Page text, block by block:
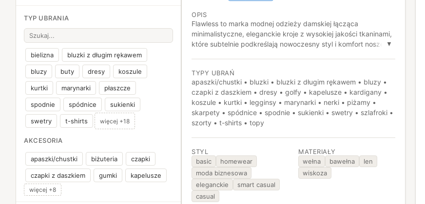
TYP UBRANIA
bielizna bluzki z długim rękawem
bluzy buty dresy koszule
kurtki marynarki płaszcze
spodnie spódnice sukienki
swetry t-shirts więcej +18
AKCESORIA
apaszki/chustki biżuteria czapki
czapki z daszkiem gumki kapelusze
więcej +8
OPIS
Flawless to marka modnej odzieży damskiej łącząca
minimalistyczne, eleganckie kroje z wysokiej jakości tkaninami,
które subtelnie podkreślają nowoczesny styl i komfort noszenia.
codziennych, jak i bardziej eleganckich stylizacji.
▼
TYPY UBRAŃ
apaszki/chustki • bluzki • bluzki z długim rękawem • bluzy •
czapki z daszkiem • dresy • golfy • kapelusze • kardigany •
koszule • kurtki • legginsy • marynarki • nerki • piżamy •
skarpety • spódnice • spodnie • sukienki • swetry • szlafroki •
szorty • t-shirts • topy
STYL
basic
homewear
moda biznesowa
eleganckie
smart casual
casual
MATERIAŁY
wełna
bawełna
len
wiskoza